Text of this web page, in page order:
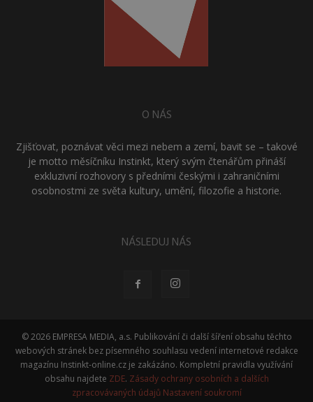
O NÁS
Zjišťovat, poznávat věci mezi nebem a zemí, bavit se – takové
je motto měsíčníku Instinkt, který svým čtenářům přináší
exkluzivní rozhovory s předními českými i zahraničními
osobnostmi ze světa kultury, umění, filozofie a historie.
NÁSLEDUJ NÁS
© 2026 EMPRESA MEDIA, a.s. Publikování či další šíření obsahu těchto
webových stránek bez písemného souhlasu vedení internetové redakce
magazínu Instinkt-online.cz je zakázáno. Kompletní pravidla využívání
obsahu najdete ZDE. Zásady ochrany osobních a dalších
zpracovávaných údajů Nastavení soukromí